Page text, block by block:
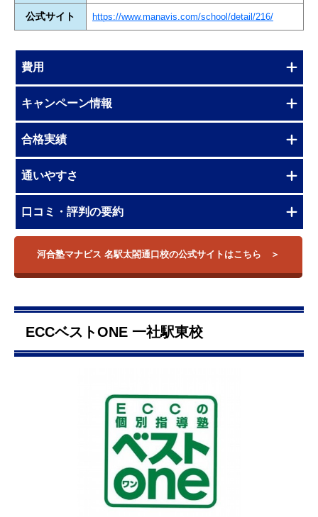
公式サイト https://www.manavis.com/school/detail/216/
費用
キャンペーン情報
合格実績
通いやすさ
口コミ・評判の要約
河合塾マナビス 名駅太閤通口校の公式サイトはこちら
ECCベストONE 一社駅東校